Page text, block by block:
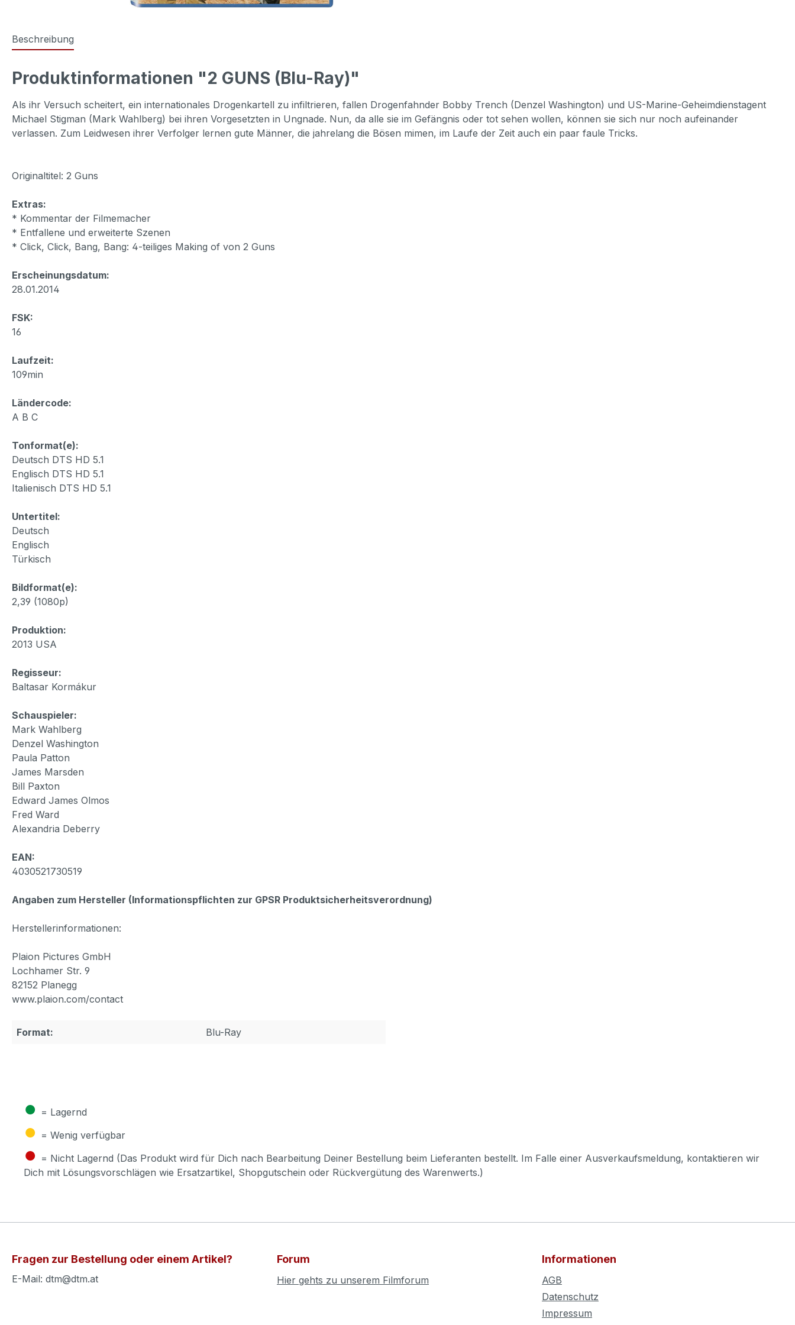
Beschreibung
Produktinformationen "2 GUNS (Blu-Ray)"
Als ihr Versuch scheitert, ein internationales Drogenkartell zu infiltrieren, fallen Drogenfahnder Bobby Trench (Denzel Washington) und US-Marine-Geheimdienstagent
Michael Stigman (Mark Wahlberg) bei ihren Vorgesetzten in Ungnade. Nun, da alle sie im Gefängnis oder tot sehen wollen, können sie sich nur noch aufeinander
verlassen. Zum Leidwesen ihrer Verfolger lernen gute Männer, die jahrelang die Bösen mimen, im Laufe der Zeit auch ein paar faule Tricks.
Originaltitel: 2 Guns
Extras:
* Kommentar der Filmemacher
* Entfallene und erweiterte Szenen
* Click, Click, Bang, Bang: 4-teiliges Making of von 2 Guns
Erscheinungsdatum:
28.01.2014
FSK:
16
Laufzeit:
109min
Ländercode:
A B C
Tonformat(e):
Deutsch DTS HD 5.1
Englisch DTS HD 5.1
Italienisch DTS HD 5.1
Untertitel:
Deutsch
Englisch
Türkisch
Bildformat(e):
2,39 (1080p)
Produktion:
2013 USA
Regisseur:
Baltasar Kormákur
Schauspieler:
Mark Wahlberg
Denzel Washington
Paula Patton
James Marsden
Bill Paxton
Edward James Olmos
Fred Ward
Alexandria Deberry
EAN:
4030521730519
Angaben zum Hersteller (Informationspflichten zur GPSR Produktsicherheitsverordnung)
Herstellerinformationen:
Plaion Pictures GmbH
Lochhamer Str. 9
82152 Planegg
www.plaion.com/contact
Format: Blu-Ray
● = Lagernd
● = Wenig verfügbar
● = Nicht Lagernd (Das Produkt wird für Dich nach Bearbeitung Deiner Bestellung beim Lieferanten bestellt. Im Falle einer Ausverkaufsmeldung, kontaktieren wir
Dich mit Lösungsvorschlägen wie Ersatzartikel, Shopgutschein oder Rückvergütung des Warenwerts.)
Fragen zur Bestellung oder einem Artikel?
E-Mail: dtm@dtm.at
Forum
Hier gehts zu unserem Filmforum
Informationen
AGB
Datenschutz
Impressum